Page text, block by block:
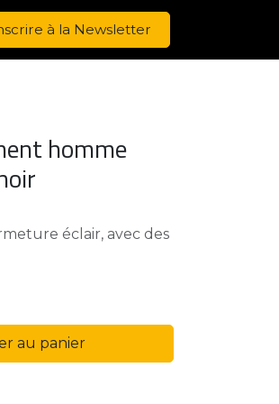
à la Newsletter
homme
éclair, avec des
au panier